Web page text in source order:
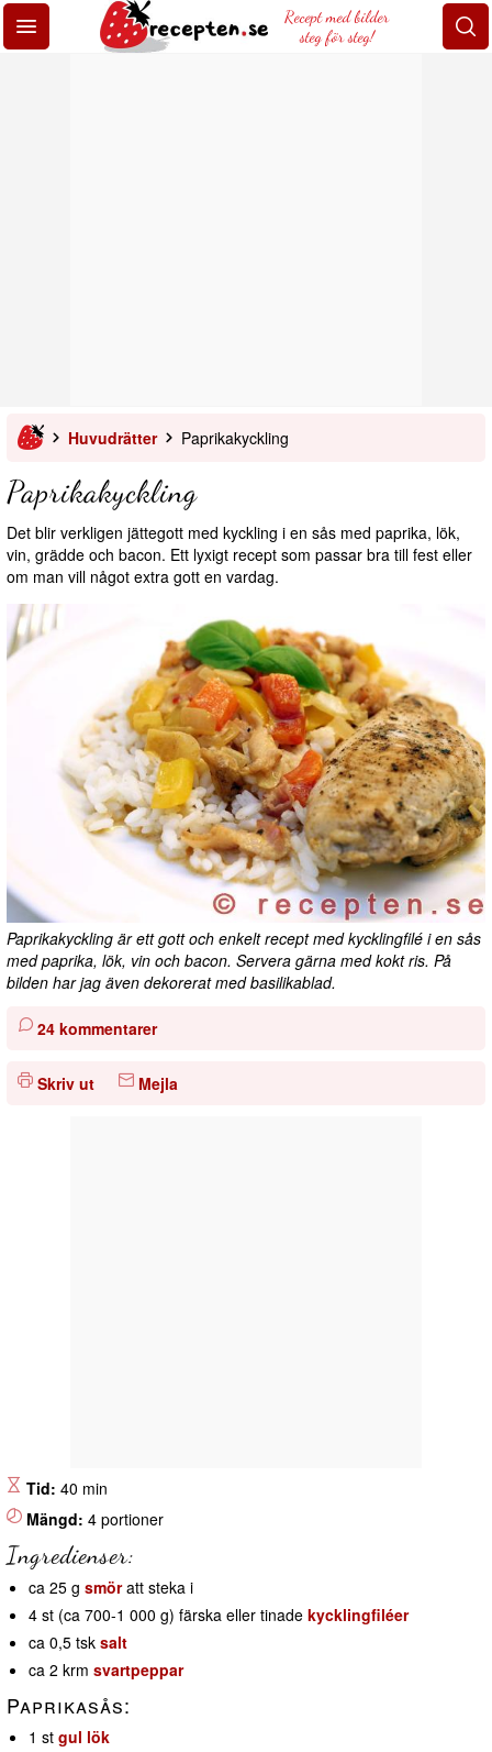
Recept med bilder
steg för steg!
Huvudrätter Paprikakyckling
Paprikakyckling
Det blir verkligen jättegott med kyckling i en sås med paprika, lök,
vin, grädde och bacon. Ett lyxigt recept som passar bra till fest eller
om man vill något extra gott en vardag.
Paprikakyckling är ett gott och enkelt recept med kycklingfilé i en sås
med paprika, lök, vin och bacon. Servera gärna med kokt ris. På
bilden har jag även dekorerat med basilikablad.
24 kommentarer
Skriv ut Mejla
Tid: 40 min
Mängd: 4 portioner
Ingredienser:
ca 25 g smöratt steka i
4 st (ca 700-1 000 g) färska eller tinade kycklingfiléer
ca 0,5 tsk salt
ca 2 krm svartpeppar
Paprikasås:
1 st gul lök